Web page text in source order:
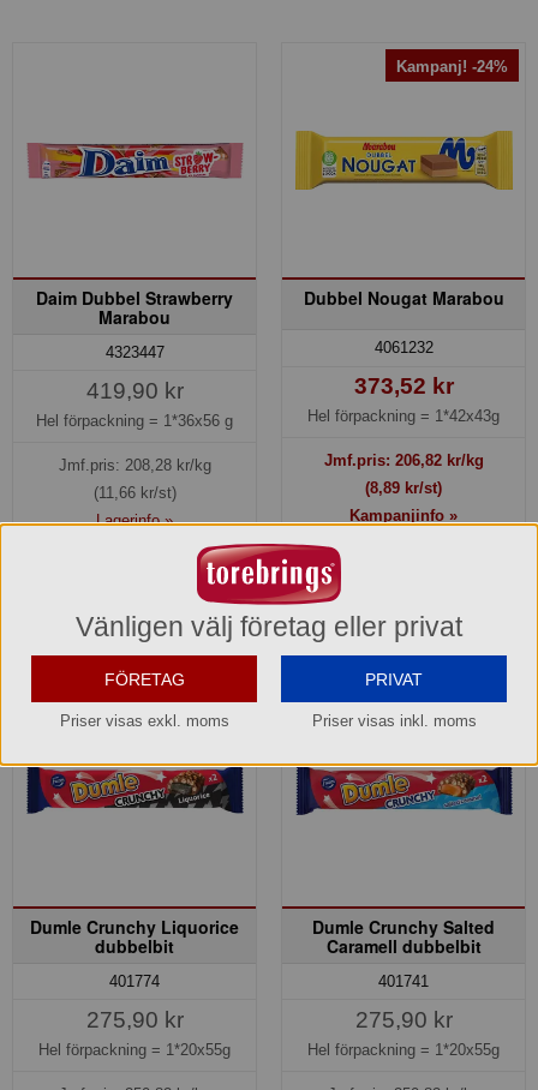
Daim Dubbel Strawberry
Marabou
4323447
419,90 kr
Hel förpackning = 1*36x56 g
Jmf.pris: 208,28kr/kg
(11,66 kr/st)
Lagerinfo »
Kampanj! -24%
Dubbel Nougat Marabou
4061232
373,52 kr
Hel förpackning = 1*42x43g
Jmf.pris: 206,82kr/kg
(8,89 kr/st)
Kampanjinfo »
Dumle Crunchy Liquorice
dubbelbit
401774
275,90 kr
Hel förpackning = 1*20x55g
Dumle Crunchy Salted
Caramell dubbelbit
401741
275,90 kr
Hel förpackning = 1*20x55g
Vänligen välj företag eller privat
FÖRETAG
Priser visas exkl. moms
PRIVAT
Priser visas inkl. moms